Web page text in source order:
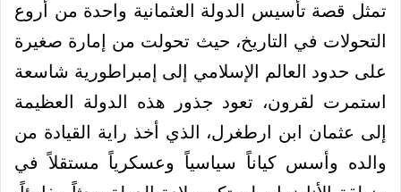
تمثل قصة تأسيس الدولة العثمانية واحدة من أروع
التحولات في التاريخ، حيث تحولت من إمارة صغيرة
على حدود العالم الإسلامي إلى إمبراطورية شاسعة
استمرت لقرون، تعود جذور هذه الدولة العظيمة
إلى عثمان ابن ارطغرل، الذي أخذ راية القيادة من
والده وأسس كياناً سياسياً وعسكرياً مستقلاً في